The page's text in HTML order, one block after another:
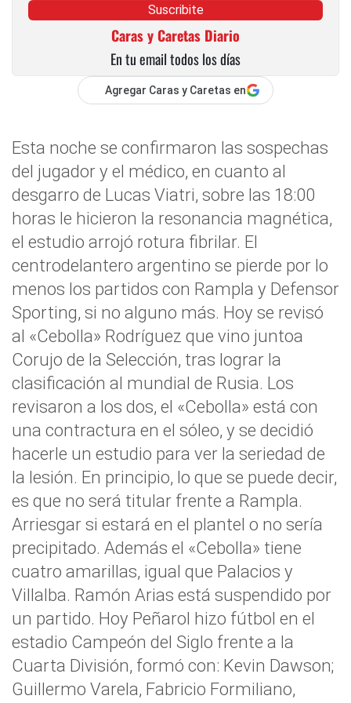
Suscribite
Caras y Caretas Diario
En tu email todos los días
Agregar Caras y Caretas en
Esta noche se confirmaron las sospechas
del jugador y el médico, en cuanto al
desgarro de Lucas Viatri, sobre las 18:00
horas le hicieron la resonancia magnética,
el estudio arrojó rotura fibrilar. El
centrodelantero argentino se pierde por lo
menos los partidos con Rampla y Defensor
Sporting, si no alguno más. Hoy se revisó
al «Cebolla» Rodríguez que vino juntoa
Corujo de la Selección, tras lograr la
clasificación al mundial de Rusia. Los
revisaron a los dos, el «Cebolla» está con
una contractura en el sóleo, y se decidió
hacerle un estudio para ver la seriedad de
la lesión. En principio, lo que se puede decir,
es que no será titular frente a Rampla.
Arriesgar si estará en el plantel o no sería
precipitado. Además el «Cebolla» tiene
cuatro amarillas, igual que Palacios y
Villalba. Ramón Arias está suspendido por
un partido. Hoy Peñarol hizo fútbol en el
estadio Campeón del Siglo frente a la
Cuarta División, formó con: Kevin Dawson;
Guillermo Varela, Fabricio Formiliano,